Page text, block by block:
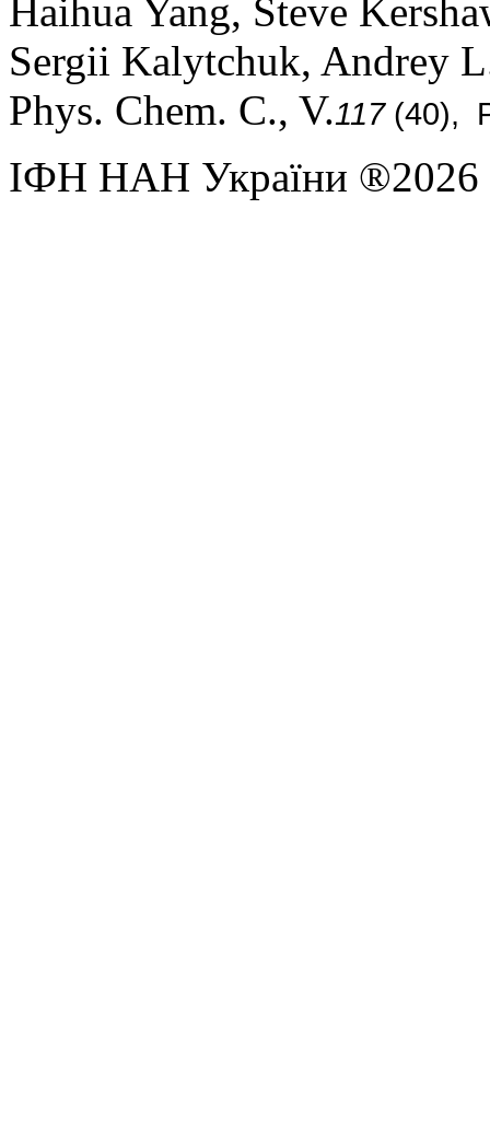
Haihua Yang, Steve
Sergii Kalytchuk, Andrey
Phys. Chem. C., V.117(40),
ІФН НАН України ®2026